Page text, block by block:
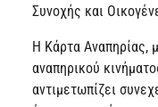
Συνοχής και
Η Κάρτα Αναπηρίας,
αναπηρικού
αντιμετωπίζει